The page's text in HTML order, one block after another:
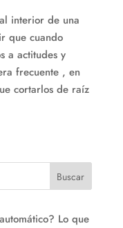
interior de una
que cuando
a actitudes y
frecuente , en
cortarlos de raíz
Buscar
Lo que